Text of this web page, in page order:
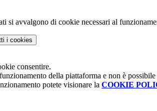
si avvalgono di cookie necessari al
i cookies
consentire.
della piattaforma e non è
potete visionare la COOKIE